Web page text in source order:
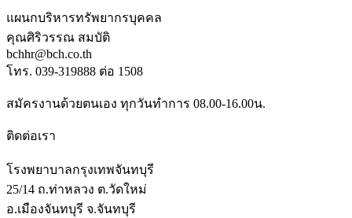
แผนกบริหารทรัพยากรบุคคล
คุณศิริวรรณ สมบัติ
bchhr@bch.co.th
โทร. 039-319888 ต่อ 1508
สมัครงานด้วยตนเอง ทุกวันทำการ 08.00-16.00น.
ติดต่อเรา
โรงพยาบาลกรุงเทพจันทบุรี
25/14 ถ.ท่าหลวง ต.วัดใหม่
อ.เมืองจันทบุรี จ.จันทบุรี